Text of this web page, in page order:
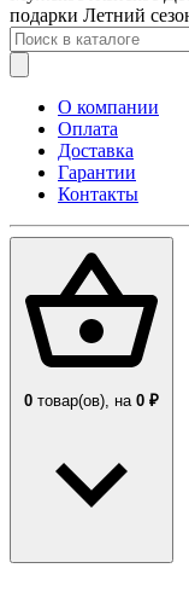
подарки Летний
О компании
Оплата
Доставка
Гарантии
Контакты
0 товар(ов), на 0 ₽